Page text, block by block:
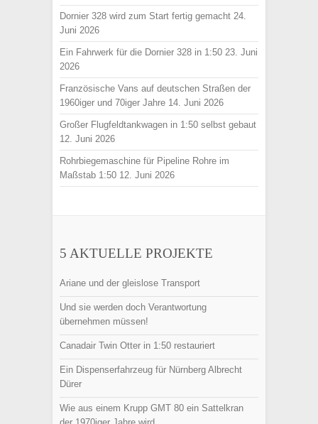
Dornier 328 wird zum Start fertig gemacht 24.
Juni 2026
Ein Fahrwerk für die Dornier 328 in 1:50 23. Juni
2026
Französische Vans auf deutschen Straßen der
1960iger und 70iger Jahre 14. Juni 2026
Großer Flugfeldtankwagen in 1:50 selbst gebaut
12. Juni 2026
Rohrbiegemaschine für Pipeline Rohre im
Maßstab 1:50 12. Juni 2026
5 AKTUELLE PROJEKTE
Ariane und der gleislose Transport
Und sie werden doch Verantwortung
übernehmen müssen!
Canadair Twin Otter in 1:50 restauriert
Ein Dispenserfahrzeug für Nürnberg Albrecht
Dürer
Wie aus einem Krupp GMT 80 ein Sattelkran